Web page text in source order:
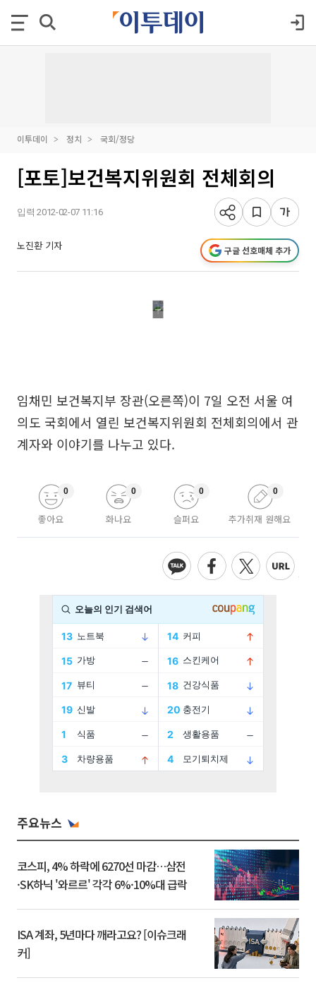
이투데이 정치 국회/정당
[포토]보건복지위원회 전체회의
입력 2012-02-07 11:16
노진환 기자 구글 선호매체 추가
임채민 보건복지부 장관(오른쪽)이 7일 오전 서울 여
의도 국회에서 열린 보건복지위원회 전체회의에서 관
계자와 이야기를 나누고 있다.
좋아요
0
화나요
0
슬퍼요
0
추가취재 원해요
0
주요뉴스
코스피, 4% 하락에 6270선 마감…삼전
·SK하닉 '와르르' 각각 6%·10%대 급락
ISA 계좌, 5년마다 깨라고요? [이슈크래
커]